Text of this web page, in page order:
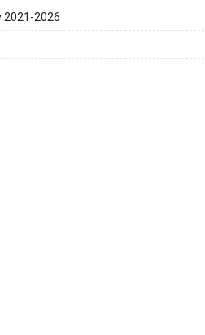
2021-2026